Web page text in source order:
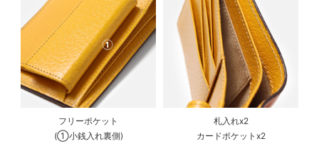
フリーポケット
(①小銭入れ裏側)
札入れx2
カードポケットx2